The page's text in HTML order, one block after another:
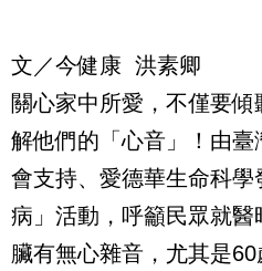
文／今健康 洪素卿
關心家中所愛，不僅要
解他們的「心音」！由
會支持、愛德華生命科
病」活動，呼籲民眾就
臟有無心雜音，尤其是60